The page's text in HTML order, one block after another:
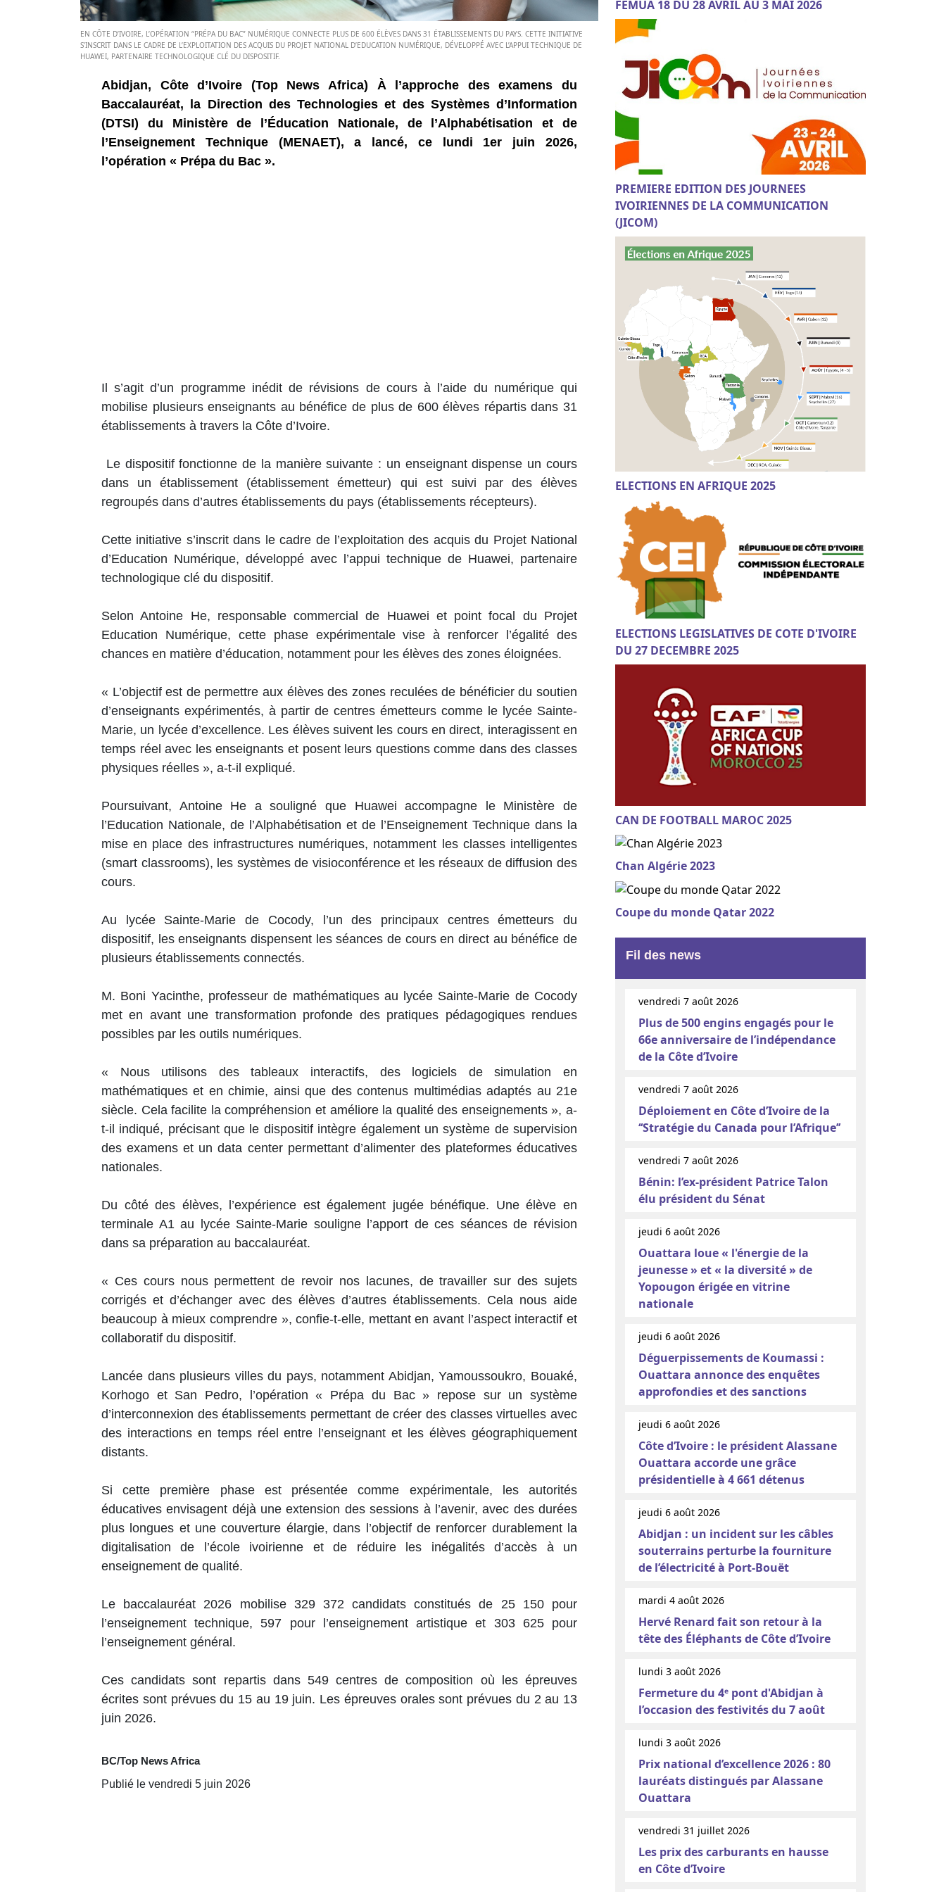
EN CÔTE D’IVOIRE, L’OPÉRATION “PRÉPA DU BAC” NUMÉRIQUE CONNECTE PLUS DE 600 ÉLÈVES DANS 31 ÉTABLISSEMENTS DU PAYS. CETTE INITIATIVE
S’INSCRIT DANS LE CADRE DE L’EXPLOITATION DES ACQUIS DU PROJET NATIONAL D’EDUCATION NUMÉRIQUE, DÉVELOPPÉ AVEC L’APPUI TECHNIQUE DE
HUAWEI, PARTENAIRE TECHNOLOGIQUE CLÉ DU DISPOSITIF.
Abidjan, Côte d’Ivoire (Top News Africa) À l’approche des examens du
Baccalauréat, la Direction des Technologies et des Systèmes d’Information
(DTSI) du Ministère de l’Éducation Nationale, de l’Alphabétisation et de
l’Enseignement Technique (MENAET), a lancé, ce lundi 1er juin 2026,
l’opération « Prépa du Bac ».
Il s’agit d’un programme inédit de révisions de cours à l’aide du numérique qui
mobilise plusieurs enseignants au bénéfice de plus de 600 élèves répartis dans 31
établissements à travers la Côte d’Ivoire.
Le dispositif fonctionne de la manière suivante : un enseignant dispense un cours
dans un établissement (établissement émetteur) qui est suivi par des élèves
regroupés dans d’autres établissements du pays (établissements récepteurs).
Cette initiative s’inscrit dans le cadre de l’exploitation des acquis du Projet National
d’Education Numérique, développé avec l’appui technique de Huawei, partenaire
technologique clé du dispositif.
Selon Antoine He, responsable commercial de Huawei et point focal du Projet
Education Numérique, cette phase expérimentale vise à renforcer l’égalité des
chances en matière d’éducation, notamment pour les élèves des zones éloignées.
« L’objectif est de permettre aux élèves des zones reculées de bénéficier du soutien
d’enseignants expérimentés, à partir de centres émetteurs comme le lycée Sainte-
Marie, un lycée d’excellence. Les élèves suivent les cours en direct, interagissent en
temps réel avec les enseignants et posent leurs questions comme dans des classes
physiques réelles », a-t-il expliqué.
Poursuivant, Antoine He a souligné que Huawei accompagne le Ministère de
l’Education Nationale, de l’Alphabétisation et de l’Enseignement Technique dans la
mise en place des infrastructures numériques, notamment les classes intelligentes
(smart classrooms), les systèmes de visioconférence et les réseaux de diffusion des
cours.
Au lycée Sainte-Marie de Cocody, l’un des principaux centres émetteurs du
dispositif, les enseignants dispensent les séances de cours en direct au bénéfice de
plusieurs établissements connectés.
M. Boni Yacinthe, professeur de mathématiques au lycée Sainte-Marie de Cocody
met en avant une transformation profonde des pratiques pédagogiques rendues
possibles par les outils numériques.
« Nous utilisons des tableaux interactifs, des logiciels de simulation en
mathématiques et en chimie, ainsi que des contenus multimédias adaptés au 21e
siècle. Cela facilite la compréhension et améliore la qualité des enseignements », a-
t-il indiqué, précisant que le dispositif intègre également un système de supervision
des examens et un data center permettant d’alimenter des plateformes éducatives
nationales.
Du côté des élèves, l’expérience est également jugée bénéfique. Une élève en
terminale A1 au lycée Sainte-Marie souligne l’apport de ces séances de révision
dans sa préparation au baccalauréat.
« Ces cours nous permettent de revoir nos lacunes, de travailler sur des sujets
corrigés et d’échanger avec des élèves d’autres établissements. Cela nous aide
beaucoup à mieux comprendre », confie-t-elle, mettant en avant l’aspect interactif et
collaboratif du dispositif.
Lancée dans plusieurs villes du pays, notamment Abidjan, Yamoussoukro, Bouaké,
Korhogo et San Pedro, l’opération « Prépa du Bac » repose sur un système
d’interconnexion des établissements permettant de créer des classes virtuelles avec
des interactions en temps réel entre l’enseignant et les élèves géographiquement
distants.
Si cette première phase est présentée comme expérimentale, les autorités
éducatives envisagent déjà une extension des sessions à l’avenir, avec des durées
plus longues et une couverture élargie, dans l’objectif de renforcer durablement la
digitalisation de l’école ivoirienne et de réduire les inégalités d’accès à un
enseignement de qualité.
Le baccalauréat 2026 mobilise 329 372 candidats constitués de 25 150 pour
l’enseignement technique, 597 pour l’enseignement artistique et 303 625 pour
l’enseignement général.
Ces candidats sont repartis dans 549 centres de composition où les épreuves
écrites sont prévues du 15 au 19 juin. Les épreuves orales sont prévues du 2 au 13
juin 2026.
BC/Top News Africa
Publié le vendredi 5 juin 2026
FEMUA 18 DU 28 AVRIL AU 3 MAI 2026
PREMIERE EDITION DES JOURNEES
IVOIRIENNES DE LA COMMUNICATION
(JICOM)
ELECTIONS EN AFRIQUE 2025
ELECTIONS LEGISLATIVES DE COTE D'IVOIRE
DU 27 DECEMBRE 2025
CAN DE FOOTBALL MAROC 2025
Chan Algérie 2023
Coupe du monde Qatar 2022
Fil des news
vendredi 7 août 2026
Plus de 500 engins engagés pour le
66e anniversaire de l’indépendance
de la Côte d’Ivoire
vendredi 7 août 2026
Déploiement en Côte d’Ivoire de la
‘‘Stratégie du Canada pour l’Afrique’’
vendredi 7 août 2026
Bénin: l’ex-président Patrice Talon
élu président du Sénat
jeudi 6 août 2026
Ouattara loue « l'énergie de la
jeunesse » et « la diversité » de
Yopougon érigée en vitrine
nationale
jeudi 6 août 2026
Déguerpissements de Koumassi :
Ouattara annonce des enquêtes
approfondies et des sanctions
jeudi 6 août 2026
Côte d’Ivoire : le président Alassane
Ouattara accorde une grâce
présidentielle à 4 661 détenus
jeudi 6 août 2026
Abidjan : un incident sur les câbles
souterrains perturbe la fourniture
de l’électricité à Port-Bouët
mardi 4 août 2026
Hervé Renard fait son retour à la
tête des Éléphants de Côte d’Ivoire
lundi 3 août 2026
Fermeture du 4ᵉ pont d'Abidjan à
l’occasion des festivités du 7 août
lundi 3 août 2026
Prix national d’excellence 2026 : 80
lauréats distingués par Alassane
Ouattara
vendredi 31 juillet 2026
Les prix des carburants en hausse
en Côte d’Ivoire